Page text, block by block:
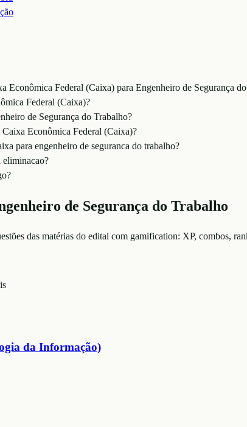
Econômica Federal (Caixa) para Engenheiro de Segurança
Federal (Caixa)?
de Segurança do Trabalho?
Econômica Federal (Caixa)?
para engenheiro de seguranca do trabalho?
eliminacao?
de Segurança do Trabalho
das matérias do edital com gamification: XP, combos,
da Informação)